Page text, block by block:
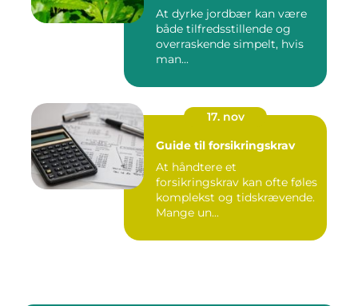
At dyrke jordbær kan være
både tilfredsstillende og
overraskende simpelt, hvis
man...
17. nov
Guide til forsikringskrav
At håndtere et
forsikringskrav kan ofte føles
komplekst og tidskrævende.
Mange un...